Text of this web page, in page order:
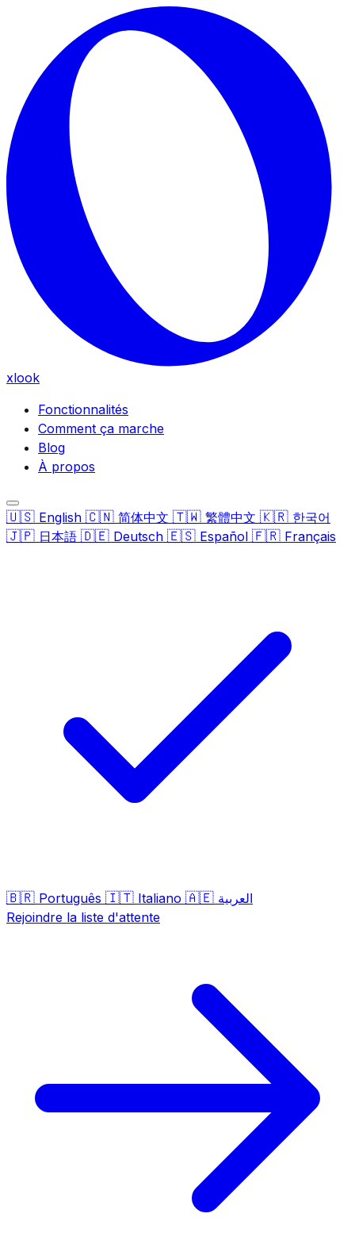
Skip to main content
xlook
Fonctionnalités
Comment ça marche
Blog
À propos
🇺🇸 English 🇨🇳 简体中文 🇹🇼 繁體中文 🇰🇷 한국어
🇯🇵 日本語 🇩🇪 Deutsch 🇪🇸 Español 🇫🇷 Français
🇧🇷 Português 🇮🇹 Italiano 🇦🇪 العربية
Rejoindre la liste d'attente